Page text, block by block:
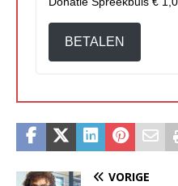
BETALEN
VORIGE